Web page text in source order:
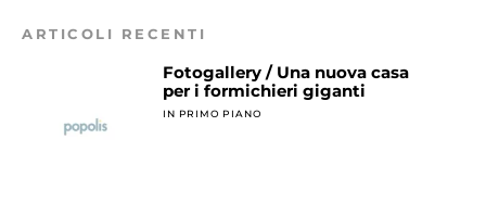
ARTICOLI RECENTI
Fotogallery / Una nuova casa
per i formichieri giganti
IN PRIMO PIANO